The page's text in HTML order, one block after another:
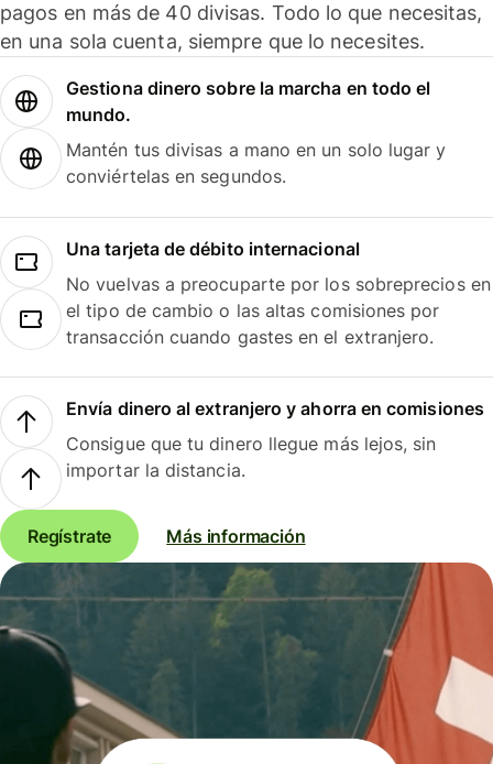
pagos en más de 40 divisas. Todo lo que necesitas,
en una sola cuenta, siempre que lo necesites.
Gestiona dinero sobre la marcha en todo el
mundo.
Mantén tus divisas a mano en un solo lugar y
conviértelas en segundos.
Una tarjeta de débito internacional
No vuelvas a preocuparte por los sobreprecios en
el tipo de cambio o las altas comisiones por
transacción cuando gastes en el extranjero.
Envía dinero al extranjero y ahorra en comisiones
Consigue que tu dinero llegue más lejos, sin
importar la distancia.
Regístrate Más información